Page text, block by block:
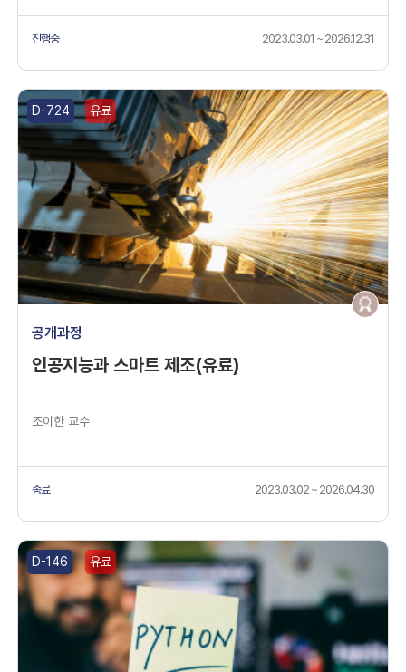
진행중 2023.03.01 ~ 2026.12.31
D-724 유료
공개과정
인공지능과 스마트 제조(유료)
조이한 교수
종료 2023.03.02 ~ 2026.04.30
D-146 유료